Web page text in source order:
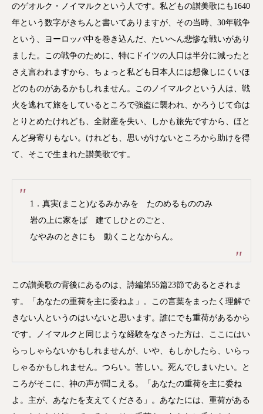
のゲオルク・ノイマルクという人です。私どもの讃美歌にも1640
年という数字がきちんと書いてありますが、その当時、30年戦争
という、ヨーロッパ中を巻き込んだ、たいへん悲惨な戦いがあり
ました。この戦争のために、特にドイツの人口は半分に減ったと
さえ言われますから、ちょっと私ども日本人には想像しにくいほ
どのものがあるかもしれません。このノイマルクという人は、戦
火を逃れて旅をしているところで強盗に襲われ、かろうじて命は
とりとめたけれども、全財産を失い、しかも旅先ですから、ほと
んど身寄りもない。けれども、思いがけないところから助けを得
て、そこで生まれた讃美歌です。
1．真実(まこと)なるみかみを たのめるもののみ
岩の上に家をば 建てしひとのごと、
なやみのときにも 動くことなからん。
この讃美歌の背後にあるのは、詩編第55篇23節であるとされま
す。「あなたの重荷を主に委ねよ」。この言葉をまったく理解で
きない人というのはいないと思います。誰にでも重荷があるから
です。ノイマルクと同じような経験をなさった方は、ここにはい
らっしゃらないかもしれませんが、いや、もしかしたら、いらっ
しゃるかもしれません。つらい。苦しい。死んでしまいたい。と
ころがそこに、神の声が聞こえる。「あなたの重荷を主に委ね
よ。主が、あなたを支えてくださる」。あなたには、重荷がある